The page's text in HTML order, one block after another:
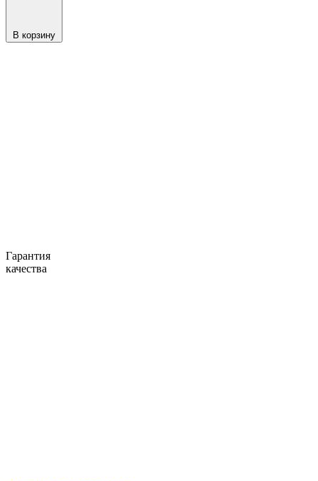
В корзину
Гарантия
качества